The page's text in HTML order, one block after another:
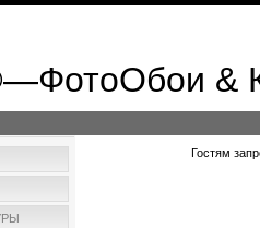
&
Гостям